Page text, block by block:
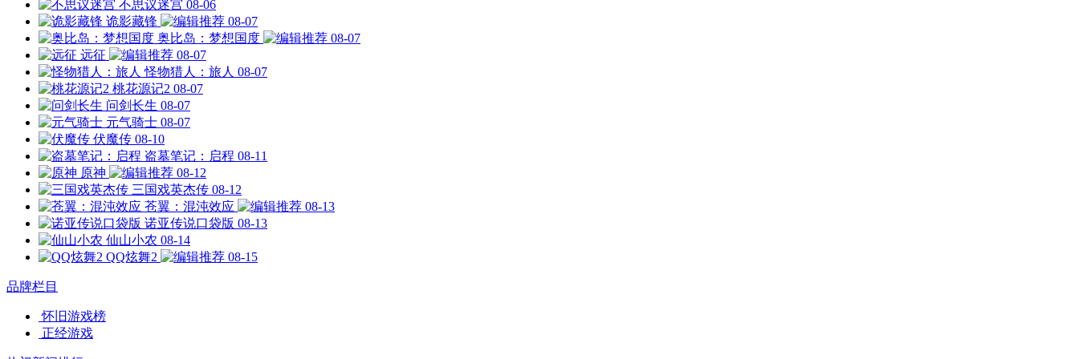
不思议迷宫 08-06
诡影藏锋
08-07
奥比岛：梦想国度
08-07
远征
08-07
怪物猎人：旅人 08-07
桃花源记2 08-07
问剑长生 08-07
元气骑士 08-07
伏魔传 08-10
盗墓笔记：启程 08-11
原神
08-12
三国戏英杰传 08-12
苍翼：混沌效应
08-13
诺亚传说口袋版 08-13
仙山小农 08-14
QQ炫舞2
08-15
品牌栏目
怀旧游戏榜
正经游戏